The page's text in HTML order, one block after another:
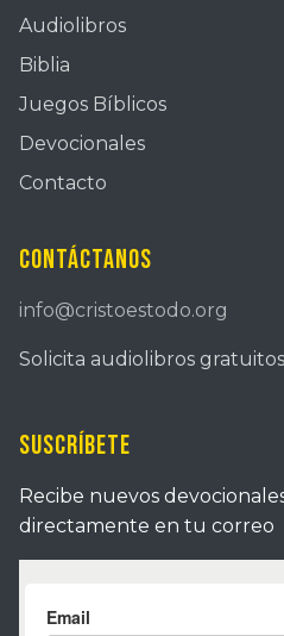
Audiolibros
Biblia
Juegos Bíblicos
Devocionales
Contacto
Contáctanos
info@cristoestodo.org
Solicita audiolibros
Suscríbete
Recibe nuevos
directamente en tu correo